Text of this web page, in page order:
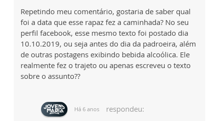
Repetindo meu comentário, gostaria de saber qual
foi a data que esse rapaz fez a caminhada? No seu
perfil facebook, esse mesmo texto foi postado dia
10.10.2019, ou seja antes do dia da padroeira, além
de outras postagens exibindo bebida alcoólica. Ele
realmente fez o trajeto ou apenas escreveu o texto
sobre o assunto??
Há 6 anos
respondeu: